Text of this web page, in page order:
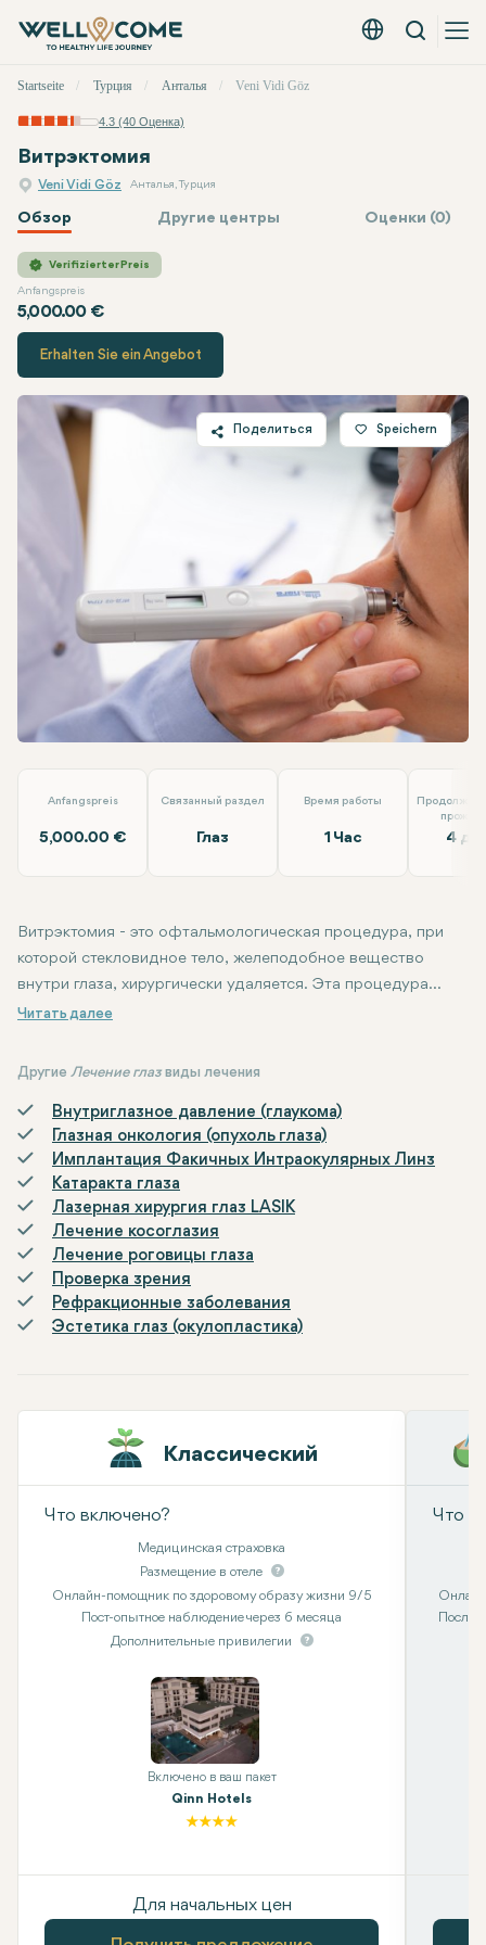
Русский - EUR
Вызов
меню
Startseite Турция Анталья Veni Vidi Göz
4.3 (40 Оценка)
Витрэктомия
Veni Vidi Göz Анталья, Турция
Обзор Другие центры Оценки (0)
Verifizierter Preis
Anfangspreis
5,000.00 €
Veni Vidi GözЦена
Erhalten Sie ein Angebot
Поделиться
Linkedin
WhatsApp
Telegram
Электронная почта
Speichern
Anfangspreis
5,000.00 €
Связанный раздел
Глаз
Время работы
1 Час 4
Витрэктомия - это офтальмологическая процедура, при
которой стекловидное тело, желеподобное вещество
внутри глаза, хирургически удаляется. Эта процедура
обычно выполняется для лечения таких состояний, как
витреоретинальные заболевания или тяжелые травмы
воспаление внутри глаза, обеспечивает восстановление
сетчатки и необходима для сохранения или
восстановления зрения. Процедура выполняется с
использованием микрохирургических инструментов и
обычно проводится под местным или общим наркозом.
Другие Лечение глаз виды лечения
Внутриглазное давление (глаукома)
Глазная онкология (опухоль глаза)
Имплантация Факичных Интраокулярных Линз
Катаракта глаза
Лазерная хирургия глаз LASIK
Лечение косоглазия
Лечение роговицы глаза
Проверка зрения
Рефракционные заболевания
Эстетика глаз (окулопластика)
Классический
Что включено?
Медицинская страховка
Размещение в отеле
Онлайн-помощник по здоровому образу жизни 9/5
Пост-опытное наблюдение через 6 месяца
Дополнительные привилегии
Включено в ваш пакет
Qinn Hotels
Для начальных цен
Что